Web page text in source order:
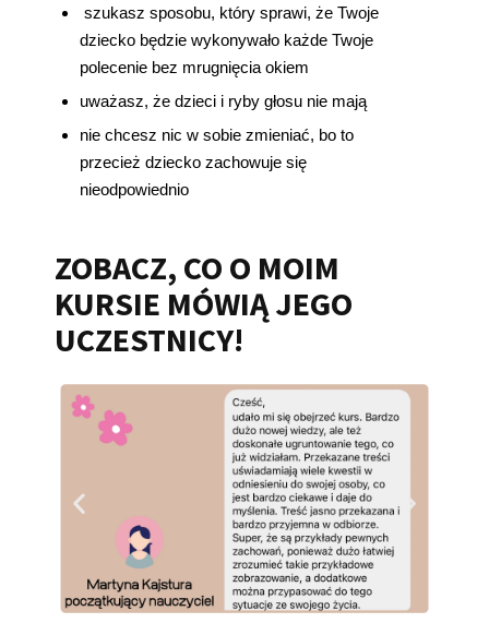
szukasz sposobu, który sprawi, że Twoje
dziecko będzie wykonywało każde Twoje
polecenie bez mrugnięcia okiem
uważasz, że dzieci i ryby głosu nie mają
nie chcesz nic w sobie zmieniać, bo to
przecież dziecko zachowuje się
nieodpowiednio
ZOBACZ, CO O MOIM
KURSIE MÓWIĄ JEGO
UCZESTNICY!